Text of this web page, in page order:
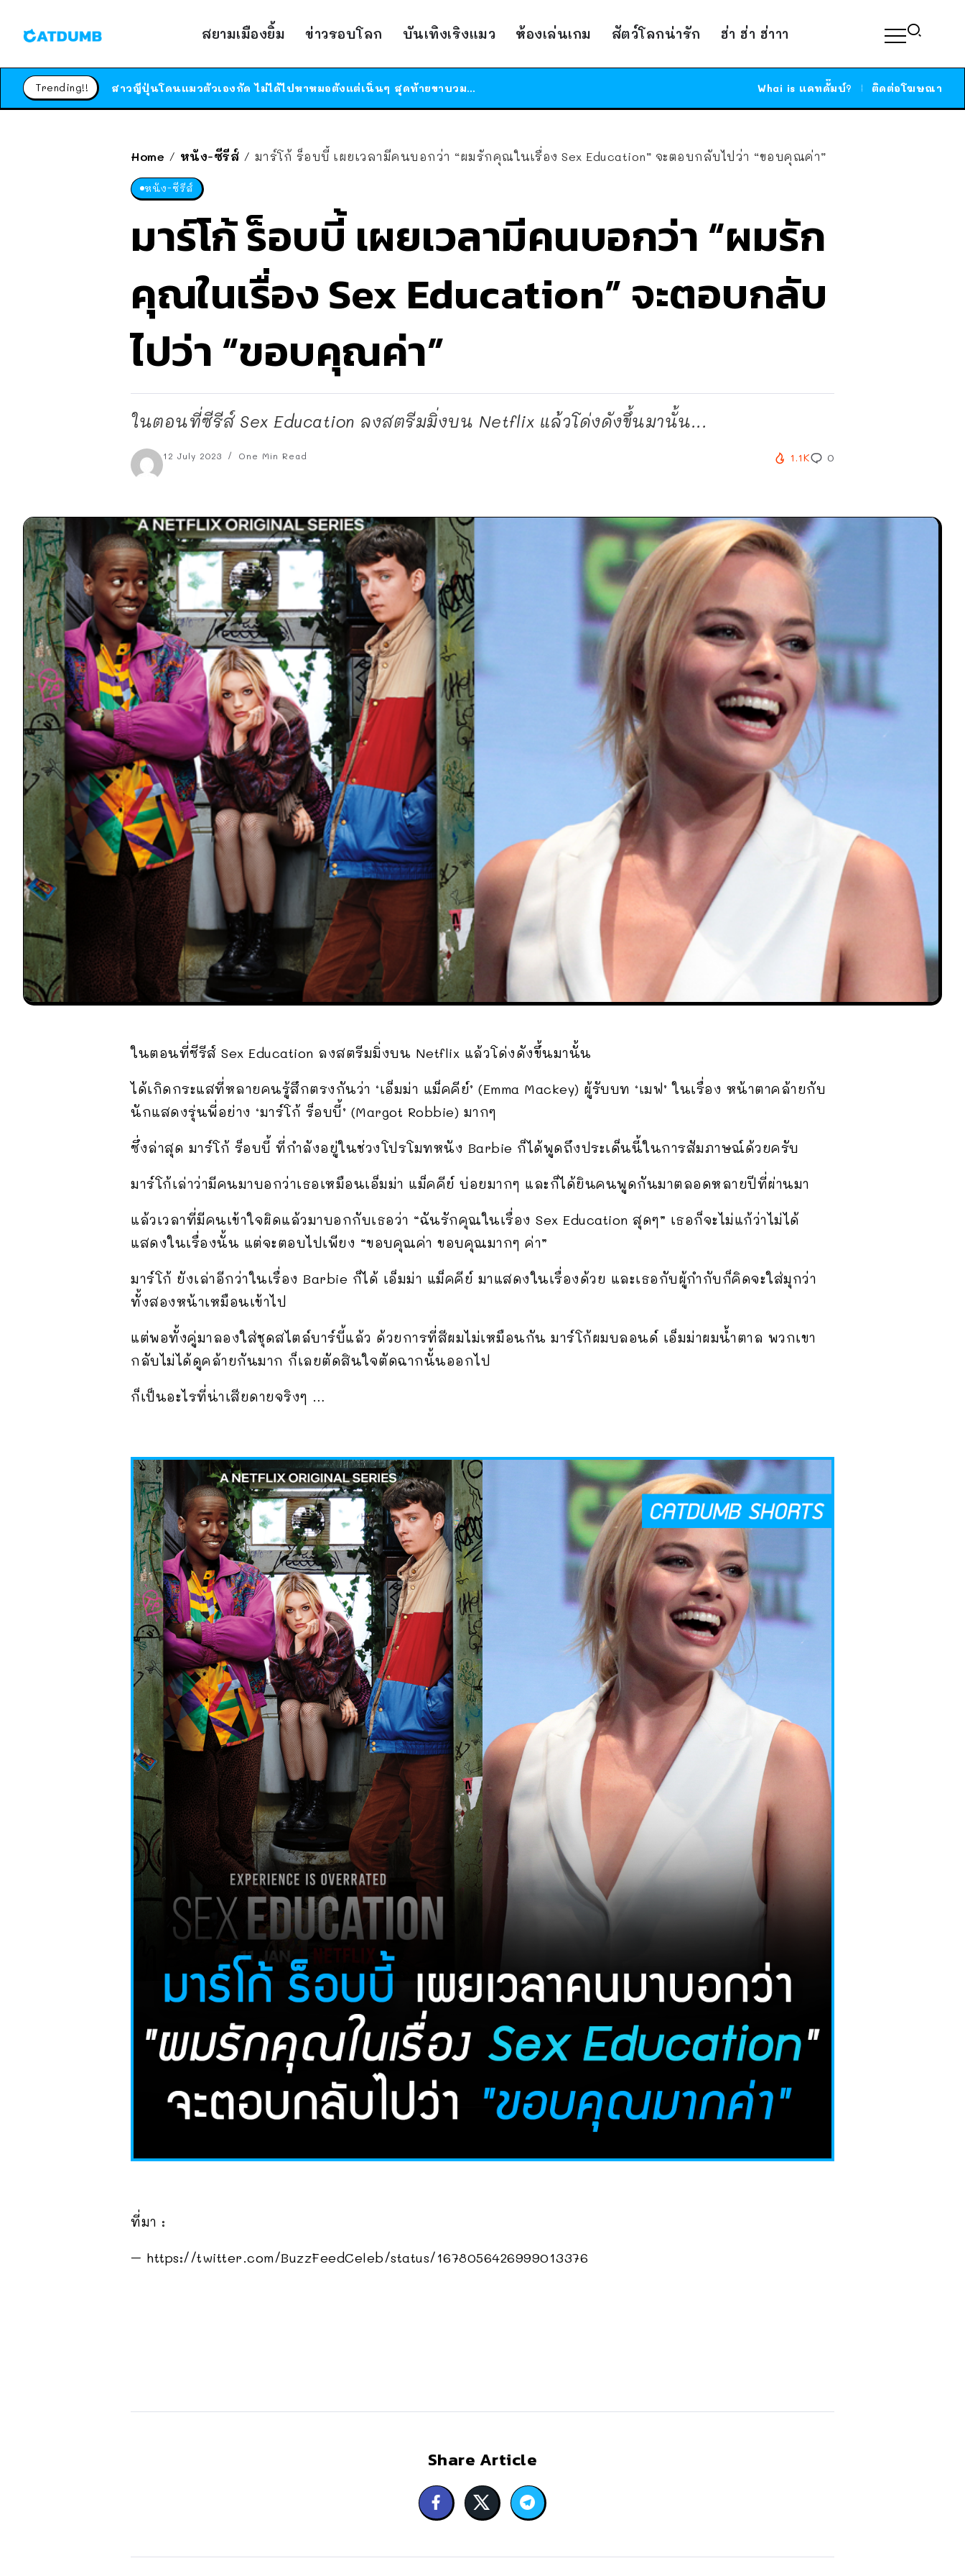
สยามเมืองยิ้ม ข่าวรอบโลก บันเทิงเริงแมว ห้องเล่นเกม สัตว์โลกน่ารัก ฮ่า ฮ่า ฮ่าาา
Trending!!
ร้านอาหารในนิวยอร์กประกาศปิดตัวลง หลังอยู่มานานกว่า 45 ปี ติดป้ายขอบคุณลูกค้าทุกคน แถมสูตรทำไวท์ซอสให้แบบจัดเต็ม
ได้เวลาเด็กหนวดรวมตัว RF Online Next เปิดให้เล่นแล้ว เกม Sci-Fi MMORPG ระดับตำนาน เล่นได้ทั้งมือถือและ PC Whai is แคทดั๊มบ์? ติดต่อโฆษณา
Home / หนัง-ซีรีส์ / มาร์โก้ ร็อบบี้ เผยเวลามีคนบอกว่า “ผมรักคุณในเรื่อง Sex Education” จะตอบกลับไปว่า “ขอบคุณค่า”
หนัง-ซีรีส์
มาร์โก้ ร็อบบี้ เผยเวลามีคนบอกว่า “ผมรัก
คุณในเรื่อง Sex Education” จะตอบกลับ
ไปว่า “ขอบคุณค่า”
ในตอนที่ซีรีส์ Sex Education ลงสตรีมมิ่งบน Netflix แล้วโด่งดังขึ้นมานั้น...
12 July 2023 One Min Read 1.1K 0
ในตอนที่ซีรีส์ Sex Education ลงสตรีมมิ่งบน Netflix แล้วโด่งดังขึ้นมานั้น
ได้เกิดกระแสที่หลายคนรู้สึกตรงกันว่า ‘เอ็มม่า แม็คคีย์’ (Emma Mackey) ผู้รับบท ‘เมฟ’ ในเรื่อง หน้าตาคล้ายกับ
นักแสดงรุ่นพี่อย่าง ‘มาร์โก้ ร็อบบี้’ (Margot Robbie) มากๆ
ซึ่งล่าสุด มาร์โก้ ร็อบบี้ ที่กำลังอยู่ในช่วงโปรโมทหนัง Barbie ก็ได้พูดถึงประเด็นนี้ในการสัมภาษณ์ด้วยครับ
มาร์โก้เล่าว่ามีคนมาบอกว่าเธอเหมือนเอ็มม่า แม็คคีย์ บ่อยมากๆ และก็ได้ยินคนพูดกันมาตลอดหลายปีที่ผ่านมา
แล้วเวลาที่มีคนเข้าใจผิดแล้วมาบอกกับเธอว่า “ฉันรักคุณในเรื่อง Sex Education สุดๆ” เธอก็จะไม่แก้ว่าไม่ได้
แสดงในเรื่องนั้น แต่จะตอบไปเพียง “ขอบคุณค่า ขอบคุณมากๆ ค่า”
มาร์โก้ ยังเล่าอีกว่าในเรื่อง Barbie ก็ได้ เอ็มม่า แม็คคีย์ มาแสดงในเรื่องด้วย และเธอกับผู้กำกับก็คิดจะใส่มุกว่า
ทั้งสองหน้าเหมือนเข้าไป
แต่พอทั้งคู่มาลองใส่ชุดสไตล์บาร์บี้แล้ว ด้วยการที่สีผมไม่เหมือนกัน มาร์โก้ผมบลอนด์ เอ็มม่าผมน้ำตาล พวกเขา
กลับไม่ได้ดูคล้ายกันมาก ก็เลยตัดสินใจตัดฉากนั้นออกไป
ก็เป็นอะไรที่น่าเสียดายจริงๆ …
ที่มา :
– https://twitter.com/BuzzFeedCeleb/status/1678056426999013376
Share Article